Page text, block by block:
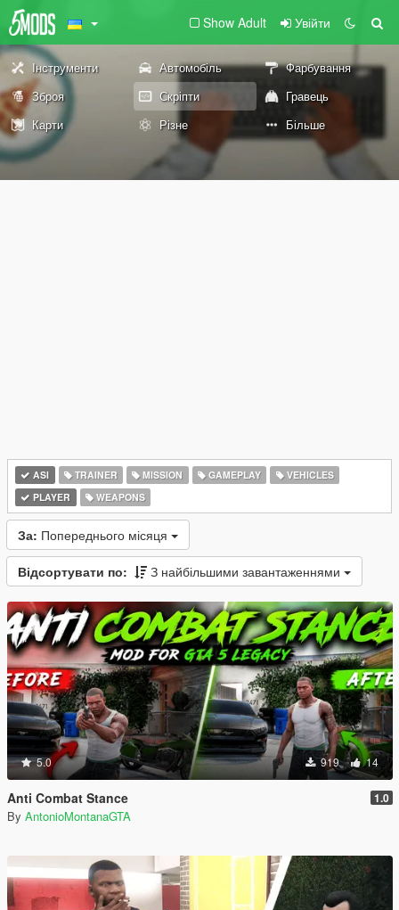
Show Adult Увійти
Інструменти Автомобіль
Фарбування
Зброя
Скріпти
Гравець
Карти
Різне Більше
ASI TRAINER MISSION GAMEPLAY
VEHICLES
PLAYER
WEAPONS
За: Попереднього місяця
Відсортувати по: З найбільшими завантаженнями
5.0 919 14
Anti Combat Stance 1.0
By AntonioMontanaGTA